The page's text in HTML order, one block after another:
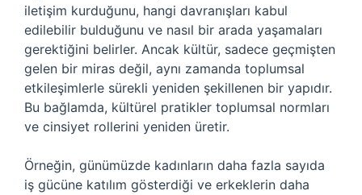
iletişim kurduğunu, hangi davranışları kabul
edilebilir bulduğunu ve nasıl bir arada yaşamaları
gerektiğini belirler. Ancak kültür, sadece geçmişten
gelen bir miras değil, aynı zamanda toplumsal
etkileşimlerle sürekli yeniden şekillenen bir yapıdır.
Bu bağlamda, kültürel pratikler toplumsal normları
ve cinsiyet rollerini yeniden üretir.
Örneğin, günümüzde kadınların daha fazla sayıda
iş gücüne katılım gösterdiği ve erkeklerin daha